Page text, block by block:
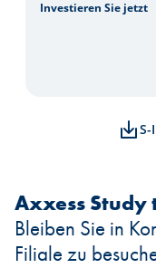
Investieren Sie jetzt
Axxess
Bleiben Sie in
Filiale zu